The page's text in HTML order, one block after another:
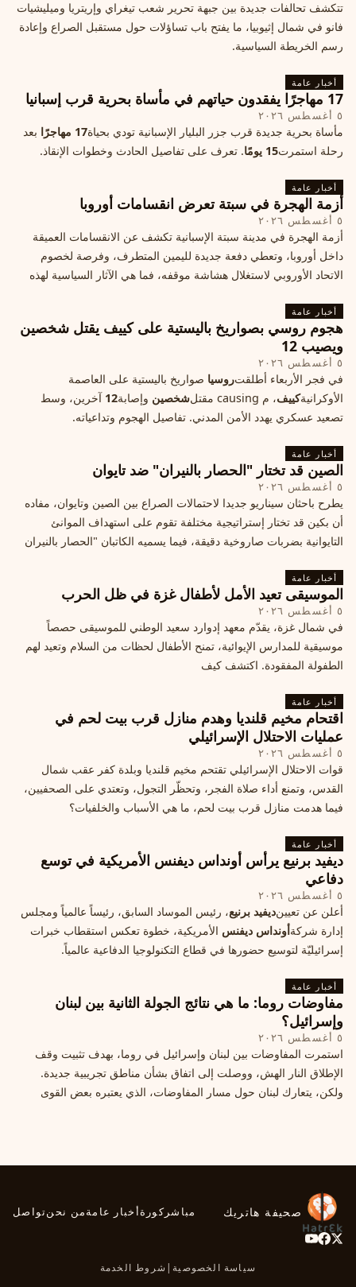
تتكشف تحالفات جديدة بين جبهة تحرير شعب تيغراي وإريتريا وميليشيات
فانو في شمال إثيوبيا، ما يفتح باب تساؤلات حول مستقبل الصراع وإعادة
رسم الخريطة السياسية.
أخبار عامة
17 مهاجرًا يفقدون حياتهم في مأساة بحرية قرب إسبانيا
٥ أغسطس ٢٠٢٦
مأساة بحرية جديدة قرب جزر البليار الإسبانية تودي بحياة17 مهاجرًا
بعد
رحلة استمرت15 يومًا . تعرف على تفاصيل الحادث وخطوات الإنقاذ.
أخبار عامة
أزمة الهجرة في سبتة تعرض انقسامات أوروبا
٥ أغسطس ٢٠٢٦
أزمة الهجرة في مدينة سبتة الإسبانية تكشف عن الانقسامات العميقة
داخل أوروبا، وتعطي دفعة جديدة لليمين المتطرف، وفرصة لخصوم
الاتحاد الأوروبي لاستغلال هشاشة موقفه، فما هي الآثار السياسية لهذه
أخبار عامة
هجوم روسي بصواريخ باليستية على كييف يقتل شخصين
ويصيب 12
٥ أغسطس ٢٠٢٦
في فجر الأربعاء أطلقتروسيا صواريخ باليستية على العاصمة
الأوكرانيةكييف، م causing مقتل شخصين وإصابة12 آخرين، وسط
تصعيد عسكري يهدد الأمن المدني. تفاصيل الهجوم وتداعياته.
أخبار عامة
الصين قد تختار "الحصار بالنيران" ضد تايوان
٥ أغسطس ٢٠٢٦
يطرح باحثان سيناريو جديدا لاحتمالات الصراع بين الصين وتايوان، مفاده
أن بكين قد تختار إستراتيجية مختلفة تقوم على استهداف الموانئ
التايوانية بضربات صاروخية دقيقة، فيما يسميه الكاتبان "الحصار بالنيران
أخبار عامة
الموسيقى تعيد الأمل لأطفال غزة في ظل الحرب
٥ أغسطس ٢٠٢٦
في شمال غزة، يقدّم معهد إدوارد سعيد الوطني للموسيقى حصصاً
موسيقية للمدارس الإيوائية، تمنح الأطفال لحظات من السلام وتعيد لهم
الطفولة المفقودة. اكتشف كيف
أخبار عامة
اقتحام مخيم قلنديا وهدم منازل قرب بيت لحم في
عمليات الاحتلال الإسرائيلي
٥ أغسطس ٢٠٢٦
قوات الاحتلال الإسرائيلي تقتحم مخيم قلنديا وبلدة كفر عقب شمال
القدس، وتمنع أداء صلاة الفجر، وتحظّر التجول، وتعتدي على الصحفيين،
فيما هدمت منازل قرب بيت لحم، ما هي الأسباب والخلفيات؟
أخبار عامة
ديفيد برنيع يرأس أونداس ديفنس الأمريكية في توسع
دفاعي
٥ أغسطس ٢٠٢٦
أعلن عن تعيينديفيد برنيع، رئيس الموساد السابق، رئيساً عالمياً ومجلس
إدارة شركةأونداس ديفنس الأمريكية، خطوة تعكس استقطاب خبرات
إسرائيليّة لتوسيع حضورها في قطاع التكنولوجيا الدفاعية عالمياً.
أخبار عامة
مفاوضات روما: ما هي نتائج الجولة الثانية بين لبنان
وإسرائيل؟
٥ أغسطس ٢٠٢٦
استمرت المفاوضات بين لبنان وإسرائيل في روما، بهدف تثبيت وقف
الإطلاق النار الهش، ووصلت إلى اتفاق بشأن مناطق تجريبية جديدة.
ولكن، يتعارك لبنان حول مسار المفاوضات، الذي يعتبره بعض القوى
صحيفة هاتريك مباشر كورةأخبار عامةمن نحنتواصل
سياسة الخصوصية | شروط الخدمة